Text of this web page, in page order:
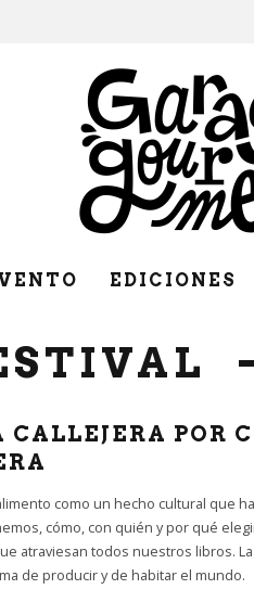
EDICIONES
CALLEJERA POR
como un hecho cultural que
cómo, con quién y por qué
atraviesan todos nuestros libros.
de producir y de habitar el mundo.